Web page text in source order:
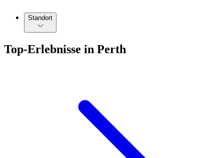
Standort
Top-Erlebnisse in Perth